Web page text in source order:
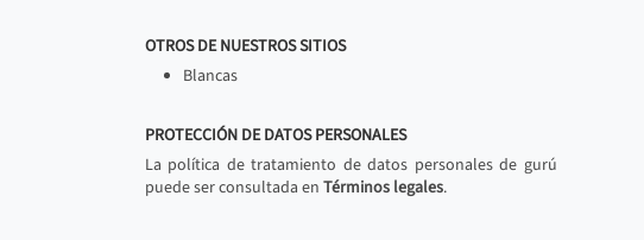
OTROS DE NUESTROS SITIOS
Blancas
PROTECCIÓN DE DATOS PERSONALES
La política de tratamiento de datos personales de gurú
puede ser consultada en Términos legales.